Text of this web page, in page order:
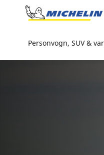
Go to page content
Personvogn, SUV &